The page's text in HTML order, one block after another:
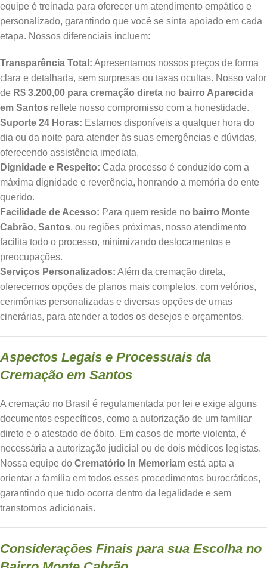
equipe é treinada para oferecer um atendimento empático e
personalizado, garantindo que você se sinta apoiado em cada
etapa. Nossos diferenciais incluem:
Transparência Total: Apresentamos nossos preços de forma
clara e detalhada, sem surpresas ou taxas ocultas. Nosso valor
de R$ 3.200,00 para cremação direta no bairro Aparecida
em Santos reflete nosso compromisso com a honestidade.
Suporte 24 Horas: Estamos disponíveis a qualquer hora do
dia ou da noite para atender às suas emergências e dúvidas,
oferecendo assistência imediata.
Dignidade e Respeito: Cada processo é conduzido com a
máxima dignidade e reverência, honrando a memória do ente
querido.
Facilidade de Acesso: Para quem reside no bairro Monte
Cabrão, Santos, ou regiões próximas, nosso atendimento
facilita todo o processo, minimizando deslocamentos e
preocupações.
Serviços Personalizados: Além da cremação direta,
oferecemos opções de planos mais completos, com velórios,
cerimônias personalizadas e diversas opções de urnas
cinerárias, para atender a todos os desejos e orçamentos.
Aspectos Legais e Processuais da
Cremação em Santos
A cremação no Brasil é regulamentada por lei e exige alguns
documentos específicos, como a autorização de um familiar
direto e o atestado de óbito. Em casos de morte violenta, é
necessária a autorização judicial ou de dois médicos legistas.
Nossa equipe do Crematório In Memoriam está apta a
orientar a família em todos esses procedimentos burocráticos,
garantindo que tudo ocorra dentro da legalidade e sem
transtornos adicionais.
Considerações Finais para sua Escolha no